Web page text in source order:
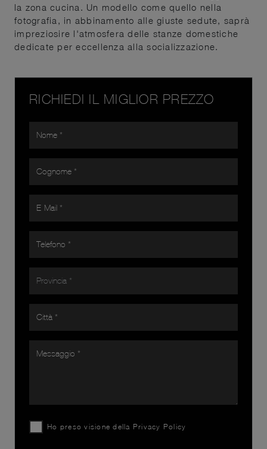
la zona cucina. Un modello come quello nella
fotografia, in abbinamento alle giuste sedute, saprà
impreziosire l'atmosfera delle stanze domestiche
dedicate per eccellenza alla socializzazione.
RICHIEDI IL MIGLIOR PREZZO
Ho preso visione della Privacy Policy